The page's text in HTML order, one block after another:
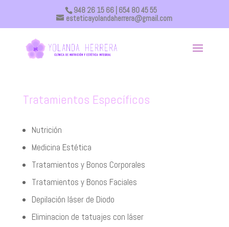
948 26 15 66 | 654 80 45 55
esteticayolandaherrera@gmail.com
Tratamientos Específicos
Nutrición
Medicina Estética
Tratamientos y Bonos Corporales
Tratamientos y Bonos Faciales
Depilación láser de Diodo
Eliminacion de tatuajes con láser